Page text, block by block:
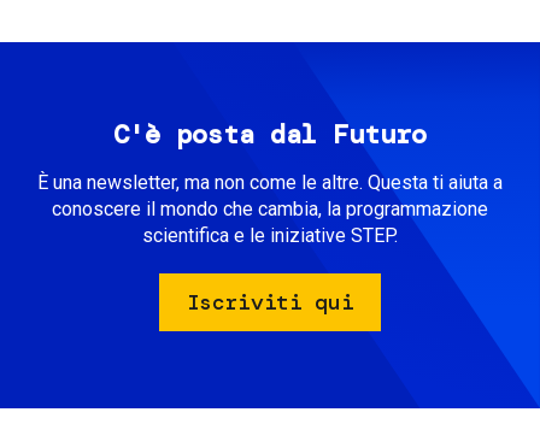
C'è posta dal Futuro
È una newsletter, ma non come le altre. Questa ti aiuta a
conoscere il mondo che cambia, la programmazione
scientifica e le iniziative STEP.
Iscriviti qui